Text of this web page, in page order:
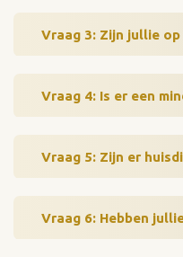
Vraag 3: Zijn jullie
Vraag 4: Is er een
Vraag 5: Zijn er
Vraag 6: Hebben